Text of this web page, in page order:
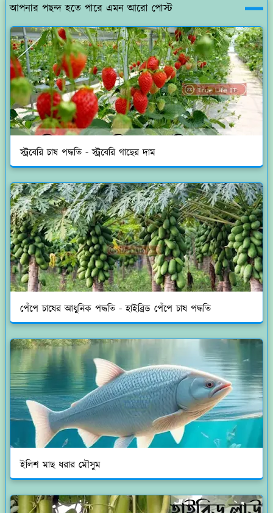
আপনার পছন্দ হতে পারে এমন আরো পোস্ট
স্ট্রবেরি চাষ পদ্ধতি - স্ট্রবেরি গাছের দাম
পেঁপে চাষের আধুনিক পদ্ধতি - হাইব্রিড পেঁপে চাষ পদ্ধতি
ইলিশ মাছ ধরার মৌসুম